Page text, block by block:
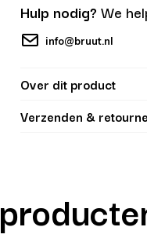
Hulp nodig? We
info@bruut.nl
Over dit product
Verzenden &